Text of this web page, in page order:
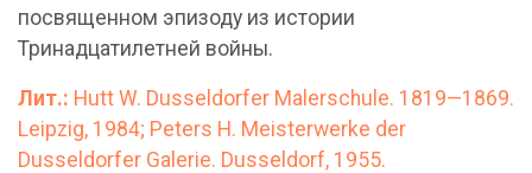
посвященном эпизоду из истории
Тринадцатилетней войны.
Лит.: Hutt W. Dusseldorfer Malerschule. 1819—1869.
Leipzig, 1984; Peters H. Meisterwerke der
Dusseldorfer Galerie. Dusseldorf, 1955.